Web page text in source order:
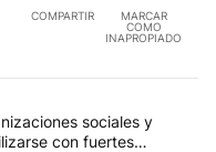
COMPARTIR
MARCAR
COMO
INAPROPIADO
comentarios en los
Cayetano 2026:
sociales y
con fuertes